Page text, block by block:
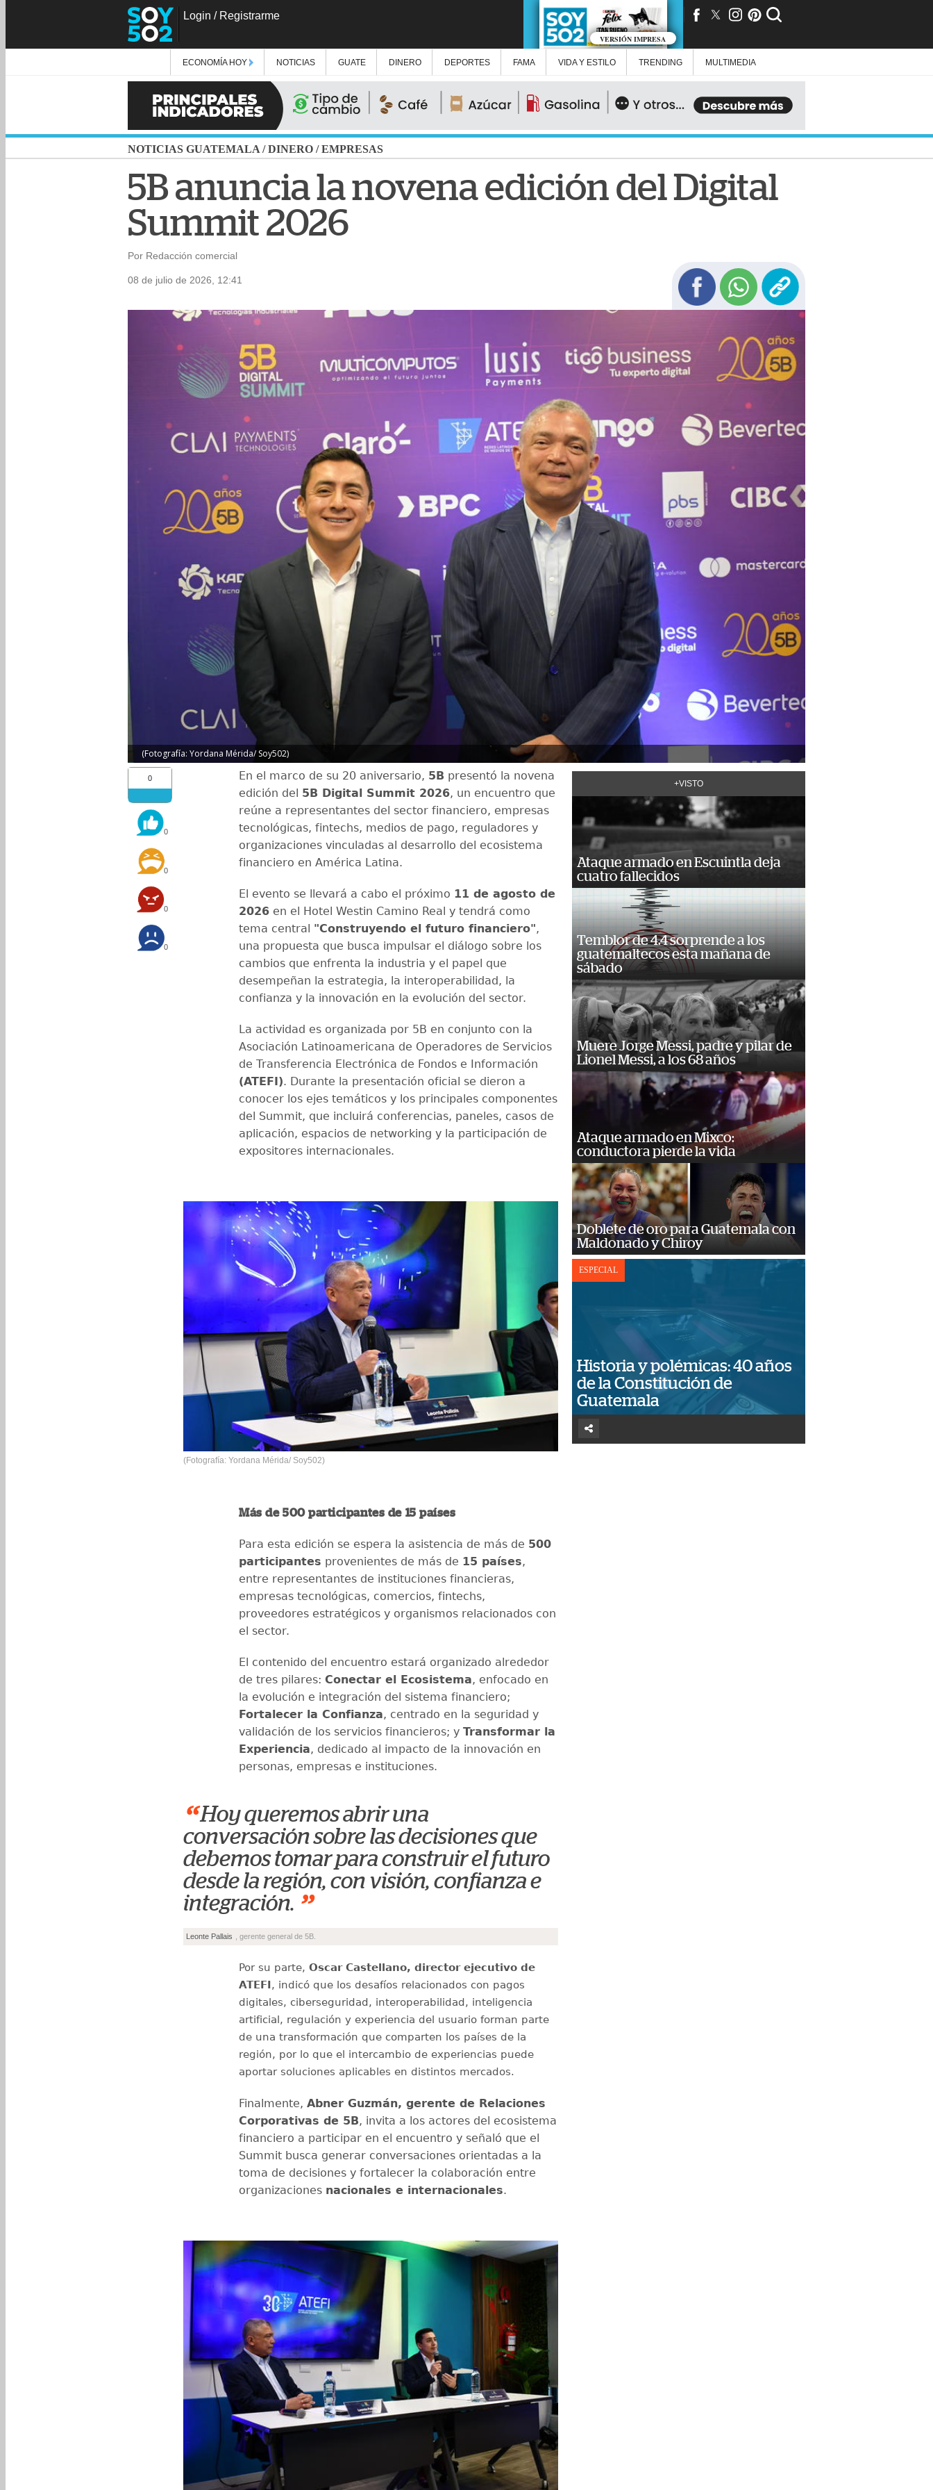
Login / Registrarme
VERSIÓN IMPRESA
ECONOMÍA HOY NOTICIAS GUATE DINERO DEPORTES FAMA VIDA Y ESTILO TRENDING MULTIMEDIA
NOTICIAS GUATEMALA /DINERO /EMPRESAS
5B anuncia la novena edición del Digital
Summit 2026
Por Redacción comercial
08 de julio de 2026, 12:41
(Fotografía: Yordana Mérida/ Soy502)
0
0
0
0
0
En el marco de su 20 aniversario, 5B presentó la novena
edición del 5B Digital Summit 2026, un encuentro que
reúne a representantes del sector financiero, empresas
tecnológicas, fintechs, medios de pago, reguladores y
organizaciones vinculadas al desarrollo del ecosistema
financiero en América Latina.
El evento se llevará a cabo el próximo 11 de agosto de
2026 en el Hotel Westin Camino Real y tendrá como
tema central "Construyendo el futuro financiero",
una propuesta que busca impulsar el diálogo sobre los
cambios que enfrenta la industria y el papel que
desempeñan la estrategia, la interoperabilidad, la
confianza y la innovación en la evolución del sector.
La actividad es organizada por 5B en conjunto con la
Asociación Latinoamericana de Operadores de Servicios
de Transferencia Electrónica de Fondos e Información
(ATEFI). Durante la presentación oficial se dieron a
conocer los ejes temáticos y los principales componentes
del Summit, que incluirá conferencias, paneles, casos de
aplicación, espacios de networking y la participación de
expositores internacionales.
(Fotografía: Yordana Mérida/ Soy502)
Más de 500 participantes de 15 países
Para esta edición se espera la asistencia de más de 500
participantes provenientes de más de 15 países,
entre representantes de instituciones financieras,
empresas tecnológicas, comercios, fintechs,
proveedores estratégicos y organismos relacionados con
el sector.
El contenido del encuentro estará organizado alrededor
de tres pilares: Conectar el Ecosistema, enfocado en
la evolución e integración del sistema financiero;
Fortalecer la Confianza, centrado en la seguridad y
validación de los servicios financieros; y Transformar la
Experiencia, dedicado al impacto de la innovación en
personas, empresas e instituciones.
“ Hoy queremos abrir una
conversación sobre las decisiones que
debemos tomar para construir el futuro
desde la región, con visión, confianza e
integración. ”
Leonte Pallais , gerente general de 5B.
Por su parte, Oscar Castellano, director ejecutivo de
ATEFI, indicó que los desafíos relacionados con pagos
digitales, ciberseguridad, interoperabilidad, inteligencia
artificial, regulación y experiencia del usuario forman parte
de una transformación que comparten los países de la
región, por lo que el intercambio de experiencias puede
aportar soluciones aplicables en distintos mercados.
Finalmente, Abner Guzmán, gerente de Relaciones
Corporativas de 5B, invita a los actores del ecosistema
financiero a participar en el encuentro y señaló que el
Summit busca generar conversaciones orientadas a la
toma de decisiones y fortalecer la colaboración entre
organizaciones nacionales e internacionales.
+VISTO
Ataque armado en Escuintla deja
cuatro fallecidos
Temblor de 4.4 sorprende a los
guatemaltecos esta mañana de
sábado
Muere Jorge Messi, padre y pilar de
Lionel Messi, a los 68 años
Ataque armado en Mixco:
conductora pierde la vida
Doblete de oro para Guatemala con
Maldonado y Chiroy
ESPECIAL
Historia y polémicas: 40 años
de la Constitución de
Guatemala